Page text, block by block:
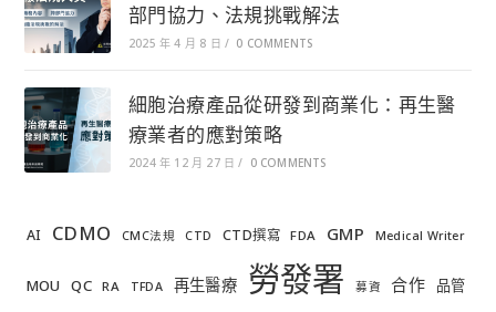
部門協力、法規挑戰解法
2025 年 4 月 8 日 / 0 COMMENTS
細胞治療產品從研發到商業化：再生醫
療業者的應對策略
2024 年 12 月 27 日 / 0 COMMENTS
AI CDMO CMC法規 CTD CTD撰寫 FDA GMP Medical Writer
MOU QC RA TFDA 再生醫療 勞發署 募資 合作 品管